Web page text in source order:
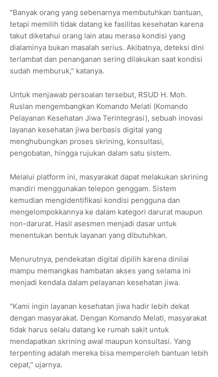
"Banyak orang yang sebenarnya membutuhkan bantuan,
tetapi memilih tidak datang ke fasilitas kesehatan karena
takut diketahui orang lain atau merasa kondisi yang
dialaminya bukan masalah serius. Akibatnya, deteksi dini
terlambat dan penanganan sering dilakukan saat kondisi
sudah memburuk," katanya.
Untuk menjawab persoalan tersebut, RSUD H. Moh.
Ruslan mengembangkan Komando Melati (Komando
Pelayanan Kesehatan Jiwa Terintegrasi), sebuah inovasi
layanan kesehatan jiwa berbasis digital yang
menghubungkan proses skrining, konsultasi,
pengobatan, hingga rujukan dalam satu sistem.
Melalui platform ini, masyarakat dapat melakukan skrining
mandiri menggunakan telepon genggam. Sistem
kemudian mengidentifikasi kondisi pengguna dan
mengelompokkannya ke dalam kategori darurat maupun
non-darurat. Hasil asesmen menjadi dasar untuk
menentukan bentuk layanan yang dibutuhkan.
Menurutnya, pendekatan digital dipilih karena dinilai
mampu memangkas hambatan akses yang selama ini
menjadi kendala dalam pelayanan kesehatan jiwa.
"Kami ingin layanan kesehatan jiwa hadir lebih dekat
dengan masyarakat. Dengan Komando Melati, masyarakat
tidak harus selalu datang ke rumah sakit untuk
mendapatkan skrining awal maupun konsultasi. Yang
terpenting adalah mereka bisa memperoleh bantuan lebih
cepat," ujarnya.